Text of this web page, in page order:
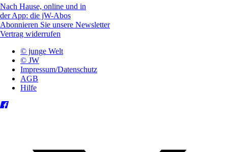
Nach Hause, online und in
der App: die jW-Abos
Abonnieren Sie unsere Newsletter
Vertrag widerrufen
© junge Welt
© JW
Impressum/Datenschutz
AGB
Hilfe